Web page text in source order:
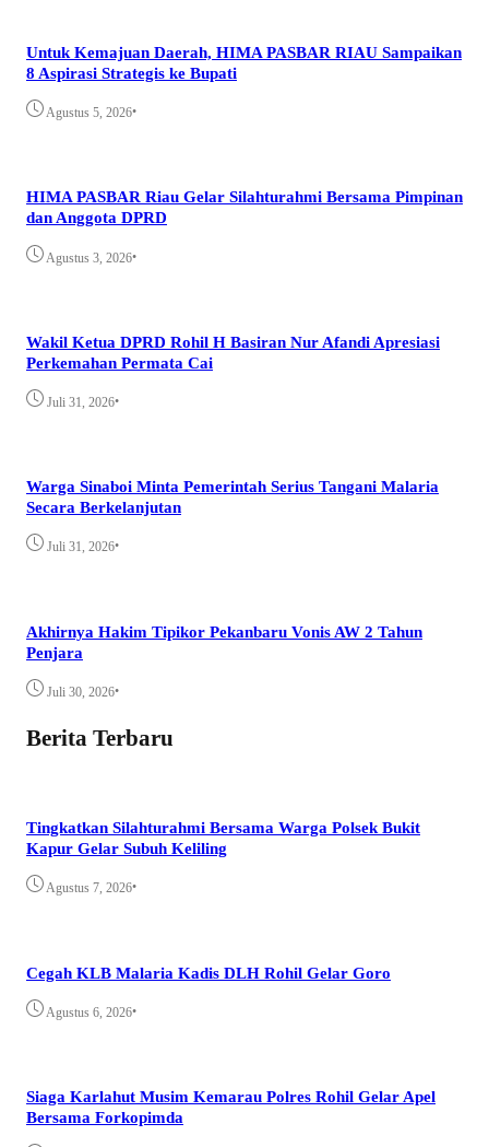
Untuk Kemajuan Daerah, HIMA PASBAR RIAU Sampaikan
8 Aspirasi Strategis ke Bupati
Agustus 5, 2026•
HIMA PASBAR Riau Gelar Silahturahmi Bersama Pimpinan
dan Anggota DPRD
Agustus 3, 2026•
Wakil Ketua DPRD Rohil H Basiran Nur Afandi Apresiasi
Perkemahan Permata Cai
Juli 31, 2026•
Warga Sinaboi Minta Pemerintah Serius Tangani Malaria
Secara Berkelanjutan
Juli 31, 2026•
Akhirnya Hakim Tipikor Pekanbaru Vonis AW 2 Tahun
Penjara
Juli 30, 2026•
Berita Terbaru
Tingkatkan Silahturahmi Bersama Warga Polsek Bukit
Kapur Gelar Subuh Keliling
Agustus 7, 2026•
Cegah KLB Malaria Kadis DLH Rohil Gelar Goro
Agustus 6, 2026•
Siaga Karlahut Musim Kemarau Polres Rohil Gelar Apel
Bersama Forkopimda